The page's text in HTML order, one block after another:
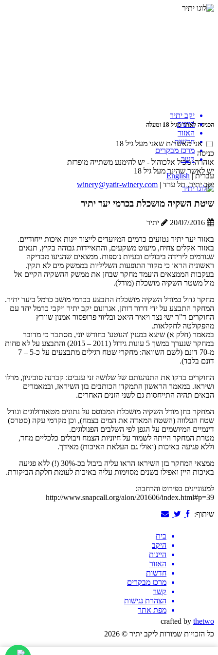
הכניסה לאתר מגיל 18 ומעלה
אני מאשר/ת שאני מעל גיל 18
כניסה
אזהרה: מכיל אלכוהול - יש להימנע משתייה מופרזת
יש לאשר שהינך מעל גיל 18
יקב יתיר
היינות
האזור
חדשות
מרכז מבקרים
קשר
עברית|
English
יקב יתיר, תל ערד | winery@yatir-winery.com
שיטת השקיה מושכלת בכרמי יער יתיר
20/07/2016
יתיר
באזור יער יתיר נטועים כרמים המיועדים לייצור יינות איכות ייחודיים.
באזור אקלים צחיח, מיעוט משקעים, והתאיידות גבוהה בקיץ, תנאים
שגורמים לירידה ביבולים ובעיות נוספות. ממצאים שהגיעו מבדיקה
ראשונית הראו כי מקור התופעות השליליות בממשק מים לא תקין.
בעקבות הממצאים הועמד מחקר שבחן את ממשק ההשקיה הקיים אל
מול משטר השקיה מושכלת (מודל).
מחקר גדול במודל השקיה מושכלת התבצע בכרמי מושב כרמל ביער יתיר.
המחקר התבצע על ידי דרור דותן, אגרונום יקב יתיר ויקבי כרמל יחד עם
החוקרים ד"ר ישי נצר ויאיר היאט ובליווי פרופסור אמנון שוורץ
מהפקולטה לחקלאות.
במאמר (חלק א) שיצא במגזין 'הנוטע' בחודש יוני, מסתבר כי מדובר
במחקר שנערך במשך 5 עונות גידול (2011 – 2015) והתבצע על לא פחות
מ-70 דונם (לשם השוואה: מחקרי שטח רגילים מתבצעים על כ-5 – 7
דונם בלבד).
החוקרים בדקו את התנהגותם של שלושה זני ענבים: קברנה סוביניון, מרלו
ושיראז. במאמר הראשון התמקדו הכותבים בזן השיראז, ובמאמרים
הבאים תהיה התייחסות גם לשני הזנים האחרים.
המחקר בחן מודל השקיה מושכלת המבוסס על נתונים מטאורולוגים וגודל
שטח העלווה (השטח המאדה את המים בצמח), וכן מקדמי עקה (סטרס)
דינמיים המיושמים על הגפן לפי השלבים הפנולוגים.
מטרת המחקר הייתה לשמור על חיוניות הצמח ויבולים כלכליים מחד,
וללא פגיעה באיכות (ואולי גם העלאת האיכות) מאידך.
ממצאי המחקר בזן השיראז הראו עליה ביבול בכ-30% (!) ללא פגיעה
באיכות היין ואפילו בשנים מסוימות עליה באיכות לעומת חלקת הביקורת.
למעוניינים בפירוט והרחבה:
http://www.snapcall.org/alon/201606/index.html#p=39
שיתוף:
בית
היקב
היינות
האזור
חדשות
מרכז מבקרים
קשר
הצהרת נגישות
מפת אתר
crafted by thetwo
כל הזכויות שמורות ליקב יתיר © 2026